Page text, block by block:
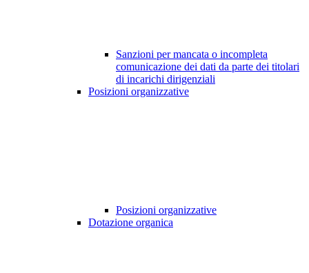
Sanzioni per mancata o incompleta
comunicazione dei dati da parte dei titolari
di incarichi dirigenziali
Posizioni organizzative
Posizioni organizzative
Dotazione organica